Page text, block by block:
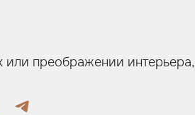
или преображении интерьера,